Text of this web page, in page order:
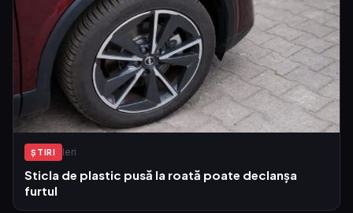
ŞTIRI Ieri
Sticla de plastic pusă la roată poate declanșa
furtul